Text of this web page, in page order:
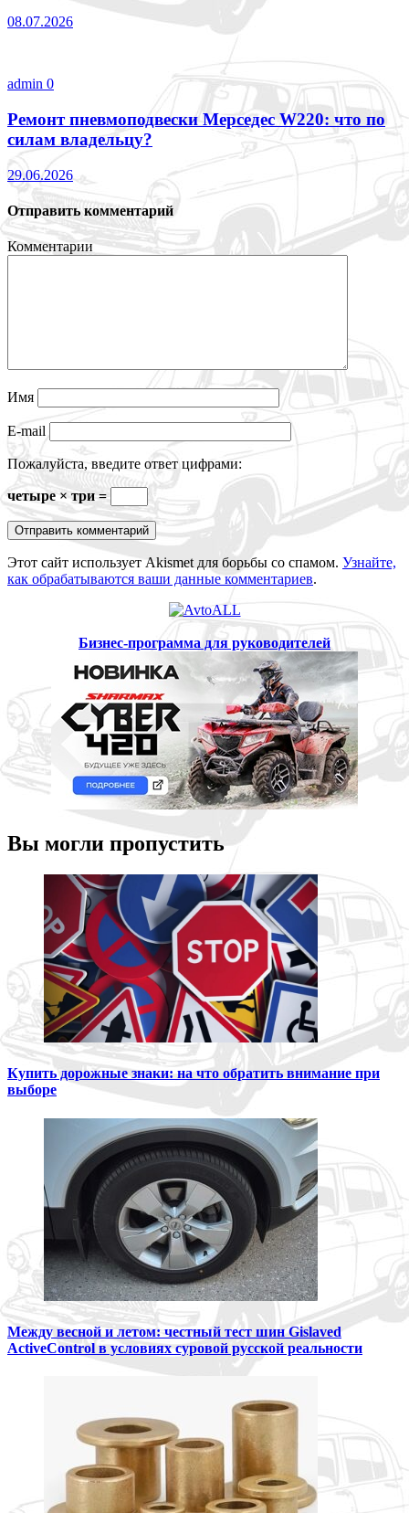
08.07.2026
admin 0
Ремонт пневмоподвески Мерседес W220: что по
силам владельцу?
29.06.2026
Отправить комментарий
Комментарии
Имя
E-mail
Пожалуйста, введите ответ цифрами:
четыре × три =
Этот сайт использует Akismet для борьбы со спамом. Узнайте,
как обрабатываются ваши данные комментариев.
Бизнес-программа для руководителей
Вы могли пропустить
Купить дорожные знаки: на что обратить внимание при
выборе
Между весной и летом: честный тест шин Gislaved
ActiveControl в условиях суровой русской реальности